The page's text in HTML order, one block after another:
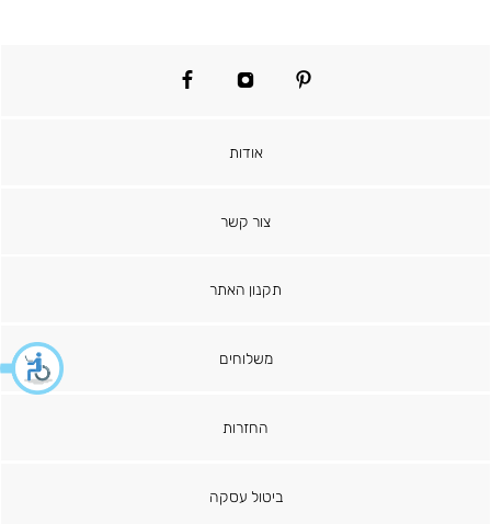
pinterest
instagram
facebook
אודות
צור קשר
תקנון האתר
משלוחים
החזרות
ביטול עסקה